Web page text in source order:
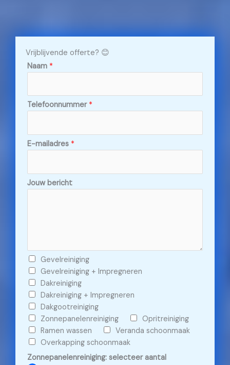
Vrijblijvende offerte? 😊
Naam *
Telefoonnummer *
E-mailadres *
Jouw bericht
C
h
e
c
k
b
o
x
e
Gevelreiniging
Gevelreiniging + Impregneren
Dakreiniging
Dakreiniging + Impregneren
Dakgootreiniging
Zonnepanelenreiniging
Opritreiniging
Ramen wassen
Veranda schoonmaak
Overkapping schoonmaak
Zonnepanelenreiniging: selecteer aantal